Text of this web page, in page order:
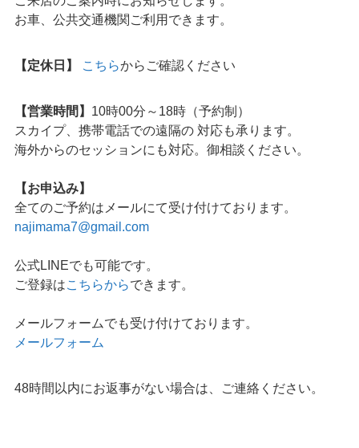
お車、公共交通機関ご利用できます。
【定休日】 こちらからご確認ください
【営業時間】 10時00分～18時（予約制）
スカイプ、携帯電話での遠隔の 対応も承ります。
海外からのセッションにも対応。御相談ください。
【お申込み】
全てのご予約はメールにて受け付けております。
najimama7@gmail.com
公式LINEでも可能です。
ご登録は こちらからできます。
メールフォームでも受け付けております。
メールフォーム
48時間以内にお返事がない場合は、ご連絡ください。